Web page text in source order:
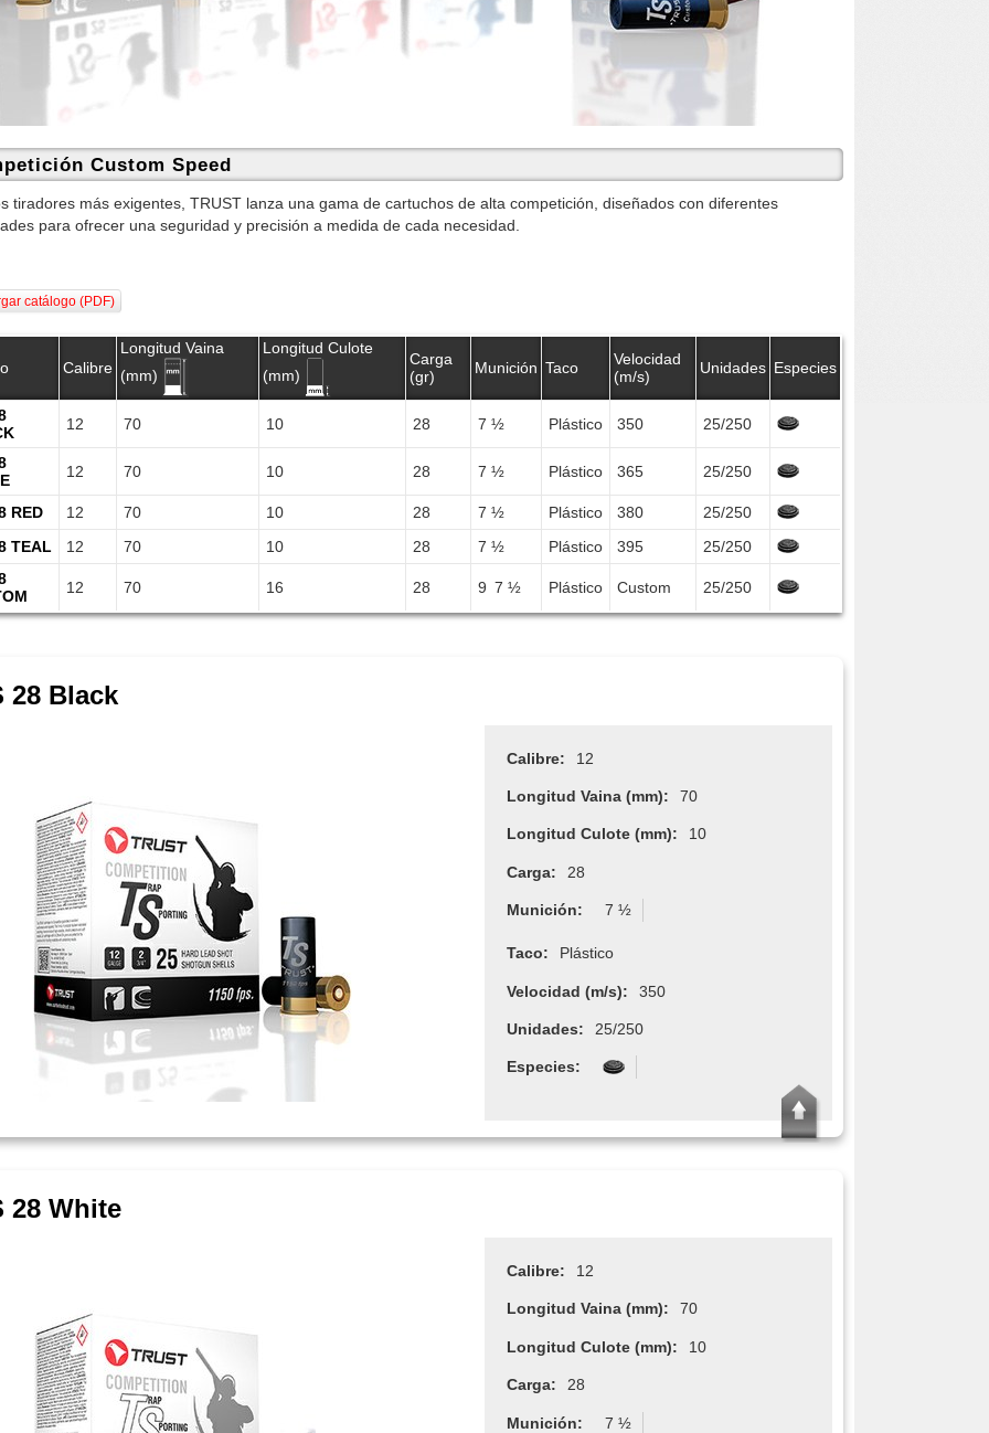
Custom Speed
tiradores más exigentes, TRUST lanza una gama de cartuchos de alta competición, diseñados con diferentes
para ofrecer una seguridad y precisión a medida de cada necesidad.
catálogo (PDF)
Calibre
Longitud Vaina
(mm)
Longitud Culote
(mm)
Carga
(gr)
Munición Taco
Velocidad
(m/s)
Unidades Especies
12 70 10 28 7 ½ Plástico 350 25/250
12 70 10 28 7 ½ Plástico 365 25/250
RED 12 70 10 28 7 ½ Plástico 380
25/250
TEAL
12 70 10 28 7 ½ Plástico 395
25/250
12 70 16 28 9 7 ½ Plástico Custom 25/250
28 Black
Calibre: 12
Longitud Vaina (mm): 70
Longitud Culote (mm): 10
Carga: 28
Munición: 7 ½
Taco: Plástico
Velocidad (m/s): 350
Unidades: 25/250
Especies:
28 White
Calibre: 12
Longitud Vaina (mm): 70
Longitud Culote (mm): 10
Carga: 28
Munición: 7 ½